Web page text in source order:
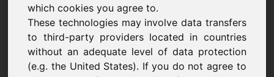
which cookies you agree to.
These technologies may involve data transfers
to third-party providers located in countries
without an adequate level of data protection
(e.g. the United States). If you do not agree to
Θέλω να αγοράσω το domain cervantes.eu για
500 Ευρώ χωρίς ΦΠΑ.
Όνομα, εταιρεία